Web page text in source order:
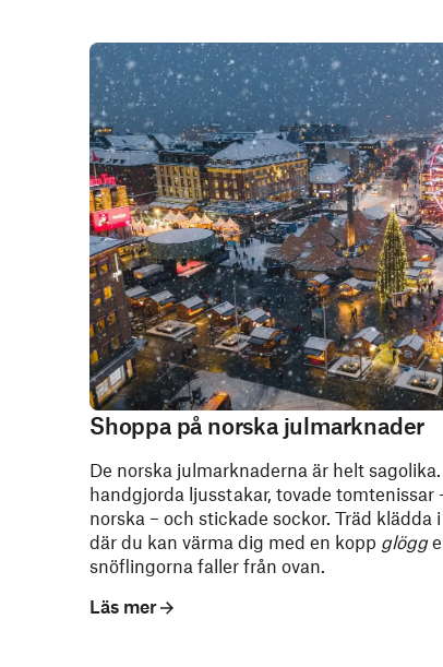
Shoppa på norska julmarknader
De norska julmarknaderna är helt
handgjorda ljusstakar, tovade tomtenissar
norska – och stickade sockor. Träd
där du kan värma dig med en kopp glögg
snöflingorna faller från ovan.
Läs mer